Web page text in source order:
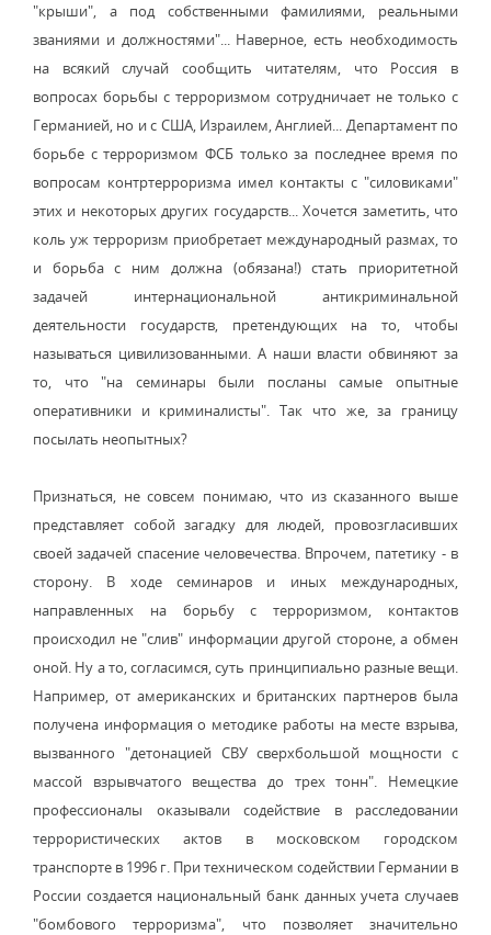
"крыши", а под собственными фамилиями, реальными
званиями и должностями"... Наверное, есть необходимость
на всякий случай сообщить читателям, что Россия в
вопросах борьбы с терроризмом сотрудничает не только с
Германией, но и с США, Израилем, Англией... Департамент по
борьбе с терроризмом ФСБ только за последнее время по
вопросам контртерроризма имел контакты с "силовиками"
этих и некоторых других государств... Хочется заметить, что
коль уж терроризм приобретает международный размах, то
и борьба с ним должна (обязана!) стать приоритетной
задачей интернациональной антикриминальной
деятельности государств, претендующих на то, чтобы
называться цивилизованными. А наши власти обвиняют за
то, что "на семинары были посланы самые опытные
оперативники и криминалисты". Так что же, за границу
посылать неопытных?
Признаться, не совсем понимаю, что из сказанного выше
представляет собой загадку для людей, провозгласивших
своей задачей спасение человечества. Впрочем, патетику - в
сторону. В ходе семинаров и иных международных,
направленных на борьбу с терроризмом, контактов
происходил не "слив" информации другой стороне, а обмен
оной. Ну а то, согласимся, суть принципиально разные вещи.
Например, от американских и британских партнеров была
получена информация о методике работы на месте взрыва,
вызванного "детонацией СВУ сверхбольшой мощности с
массой взрывчатого вещества до трех тонн". Немецкие
профессионалы оказывали содействие в расследовании
террористических актов в московском городском
транспорте в 1996 г. При техническом содействии Германии в
России создается национальный банк данных учета случаев
"бомбового терроризма", что позволяет значительно